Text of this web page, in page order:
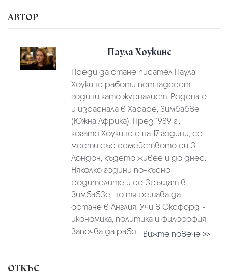
АВТОР
Паула Хоукинс
Преди да стане писател Паула
Хоукинс работи петнадесет
години като журналист. Родена е
и израснала в Хараре, Зимбабве
(Южна Африка). През 1989 г.,
когато Хоукинс е на 17 години, се
мести със семейството си в
Лондон, където живее и до днес.
Няколко години по-късно
родителите ѝ се връщат в
Зимбабве, но тя решава да
остане в Англия. Учи в Оксфорд -
икономика, политика и философия.
Започва да рабо... Вижте повече >>
ОТКЪС